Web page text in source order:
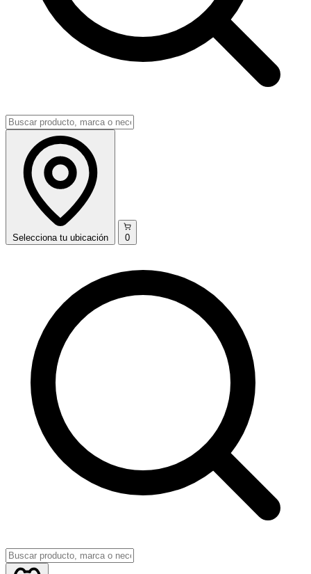
Selecciona tu ubicación 0